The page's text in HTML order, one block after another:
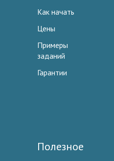
Как начать
Цены
Примеры
заданий
Гарантии
Полезное